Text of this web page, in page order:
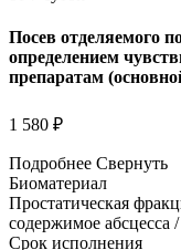
Посев отделяемого
определением
препаратам
1 580 ₽
Подробнее Свернуть
Биоматериал
Простатическая
содержимое абсцесса
Срок исполнения